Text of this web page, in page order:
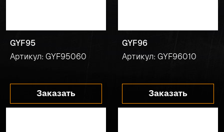
GYF95
Артикул: GYF95060
Заказать
GYF96
Артикул: GYF96010
Заказать